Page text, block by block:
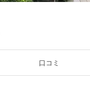
口コミ